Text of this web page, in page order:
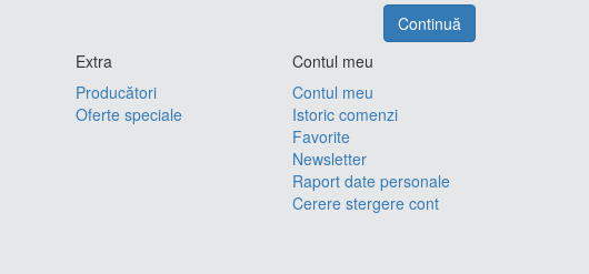
Continuă
Extra
Producători
Oferte speciale
Contul meu
Contul meu
Istoric comenzi
Favorite
Newsletter
Raport date personale
Cerere stergere cont